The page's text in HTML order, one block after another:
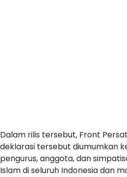
Dalam rilis tersebut, Front
deklarasi tersebut diumumkan
pengurus, anggota, dan
Islam di seluruh Indonesia dan